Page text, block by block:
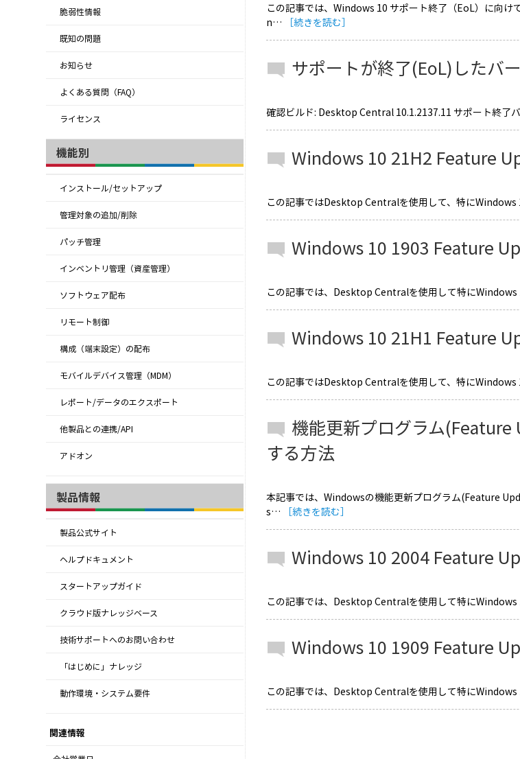
脆弱性情報
既知の問題
お知らせ
よくある質問（FAQ）
ライセンス
機能別
インストール/セットアップ
管理対象の追加/削除
パッチ管理
インベントリ管理（資産管理）
ソフトウェア配布
リモート制御
構成（端末設定）の配布
モバイルデバイス管理（MDM）
レポート/データのエクスポート
他製品との連携/API
アドオン
製品情報
製品公式サイト
ヘルプドキュメント
スタートアップガイド
クラウド版ナレッジベース
技術サポートへのお問い合わせ
「はじめに」ナレッジ
動作環境・システム要件
関連情報
この記事では、Windows 10 サポート終了（EoL）に向
n…
［続きを読む］
サポートが終了(EoL)したバ
確認ビルド: Desktop Central 10.1.2137.11 サポート終
Windows 10 21H2 Feature
この記事ではDesktop Centralを使用して、特に
Windows 10 1903 Feature
この記事では、Desktop Centralを使用して特に
Windows 10 21H1 Feature
この記事ではDesktop Centralを使用して、特に
機能更新プログラム
する方法
本記事では、Windowsの機能更新プログラム(Feature
s…
［続きを読む］
Windows 10 2004 Feature
この記事では、Desktop Centralを使用して特に
Windows 10 1909 Feature
この記事では、Desktop Centralを使用して特に